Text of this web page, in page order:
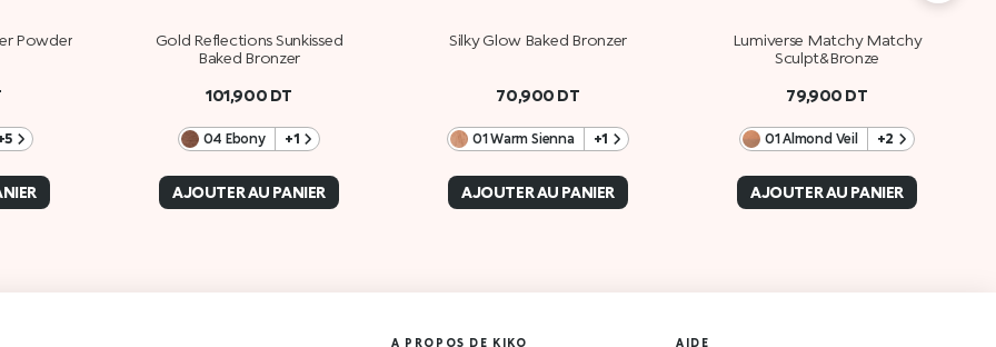
Powder
Gold Reflections Sunkissed
Baked Bronzer
101,900 DT
04 Ebony +1
AJOUTER AU PANIER
Silky Glow Baked Bronzer
70,900 DT
01 Warm Sienna +1
AJOUTER AU PANIER
Lumiverse Matchy Matchy
Sculpt&Bronze
79,900 DT
01 Almond Veil +2
AJOUTER AU PANIER
A PROPOS DE KIKO AIDE